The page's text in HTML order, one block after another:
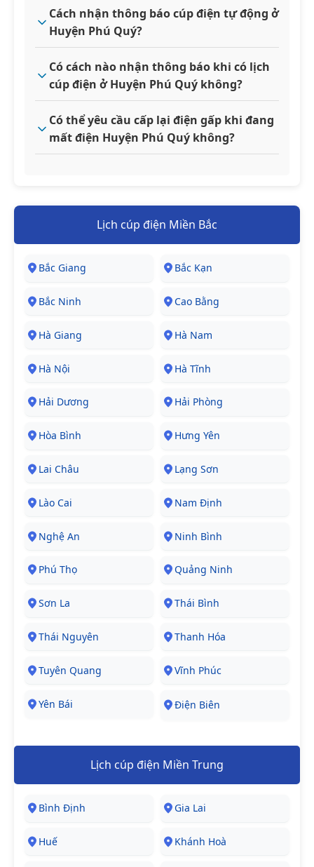
Cách nhận thông báo cúp điện tự động ở
Huyện Phú Quý?
Có cách nào nhận thông báo khi có lịch
cúp điện ở Huyện Phú Quý không?
Có thể yêu cầu cấp lại điện gấp khi đang
mất điện Huyện Phú Quý không?
Lịch cúp điện Miền Bắc
Bắc Giang Bắc Kạn
Bắc Ninh Cao Bằng
Hà Giang Hà Nam
Hà Nội Hà Tĩnh
Hải Dương Hải Phòng
Hòa Bình Hưng Yên
Lai Châu Lạng Sơn
Lào Cai Nam Định
Nghệ An Ninh Bình
Phú Thọ Quảng Ninh
Sơn La Thái Bình
Thái Nguyên Thanh Hóa
Tuyên Quang Vĩnh Phúc
Yên Bái Điện Biên
Lịch cúp điện Miền Trung
Bình Định Gia Lai
Huế Khánh Hoà